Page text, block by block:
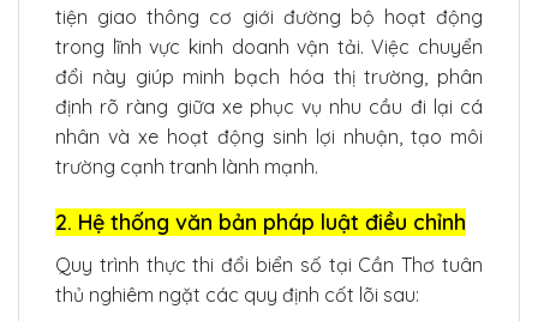
tiện giao thông cơ giới đường bộ hoạt động
trong lĩnh vực kinh doanh vận tải. Việc chuyển
đổi này giúp minh bạch hóa thị trường, phân
định rõ ràng giữa xe phục vụ nhu cầu đi lại cá
nhân và xe hoạt động sinh lợi nhuận, tạo môi
trường cạnh tranh lành mạnh.
2. Hệ thống văn bản pháp luật điều chỉnh
Quy trình thực thi đổi biển số tại Cần Thơ tuân
thủ nghiêm ngặt các quy định cốt lõi sau: